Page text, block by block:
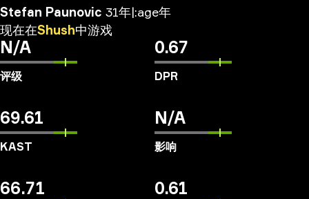
Stefan Paunovic 31年|:age年
现在在Shush中游戏
N/A
评级
0.67
DPR
69.61
KAST
N/A
影响
66.71 0.61